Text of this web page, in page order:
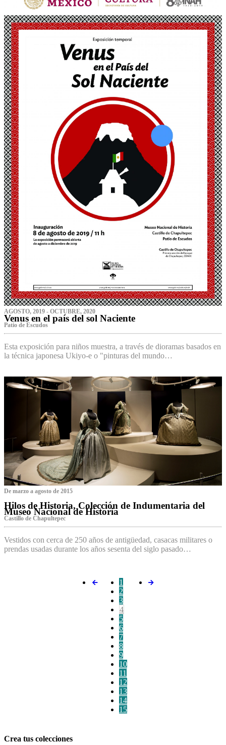
AGOSTO, 2019 - OCTUBRE, 2020
Venus en el país del sol Naciente
P‌atio de Escudos
Esta exposición para niños muestra, a través de dioramas basados en
la técnica japonesa Ukiyo-e o "pinturas del mundo…
De marzo a agosto de 2015
Hilos de Historia, Colección de Indumentaria del
Museo Nacional de Historia
Castillo de Chapultepec
Vestidos con cerca de 250 años de antigüedad, casacas militares o
prendas usadas durante los años sesenta del siglo pasado…
1
2
3
4
5
6
7
8
9
10
11
12
13
14
15
Crea tus colecciones